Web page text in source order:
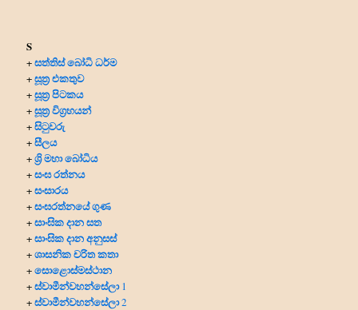
S
+සත්තිස් බෝධි ධර්ම
+සූත්‍ර එකතුව
+සූත්‍ර පිටකය
+සූත්‍ර විග්‍රහයන්
+සිටුවරු
+සීලය
+ශ්‍රි මහා බෝධිය
+සංඝ රත්නය
+සංසාරය
+සංඝරත්නයේ ගුණ
+සාංඝික දාන සත
+සාංඝික දාන අනුසස්
+ශාසනික චරිත කතා
+සොළොස්මස්ථාන
+ස්වාමීන්වහන්සේලා1
+ස්වාමීන්වහන්සේලා2